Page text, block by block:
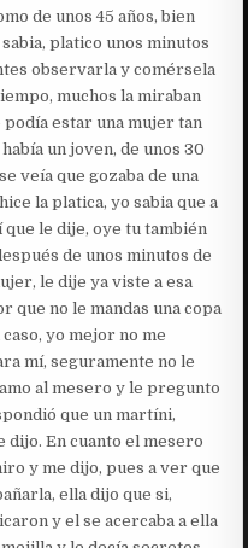
de unos 45 años, bien
platico unos minutos
observarla y comérsela
muchos la miraban
estar una mujer tan
un joven, de unos 30
veía que gozaba de una
la platica, yo sabia que a
le dije, oye tu también
de unos minutos de
le dije ya viste a esa
que no le mandas una copa
yo mejor no me
mí, seguramente no le
al mesero y le pregunto
que un martíni,
En cuanto el mesero
y me dijo, pues a ver que
ella dijo que si,
y el se acercaba a ella